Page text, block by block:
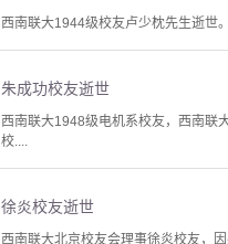
西南联大1944级校友卢少枕先生逝世。
朱成功校友逝世
西南联大1948级电机系校友，西南联
校....
徐炎校友逝世
西南联大北京校友会理事徐炎校友，